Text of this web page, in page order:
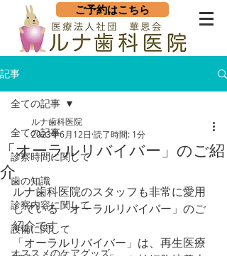
ご予約はこちら
記事
全ての記事
診察時間に関して
歯の知識
診察内容に関して
設備に関して
オススメのケアグッズ
全ての記事
「オーラルリバイバー」のご紹
介
ルナ歯科医院
2023年6月12日 読了時間: 1分
ルナ歯科医院のスタッフも非常に愛用
している「オーラルリバイバー」のご
紹介です
「オーラルリバイバー」は、再生医療